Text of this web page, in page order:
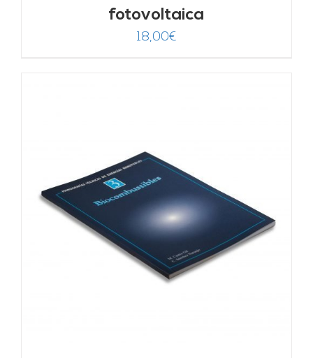
fotovoltaica
18,00€